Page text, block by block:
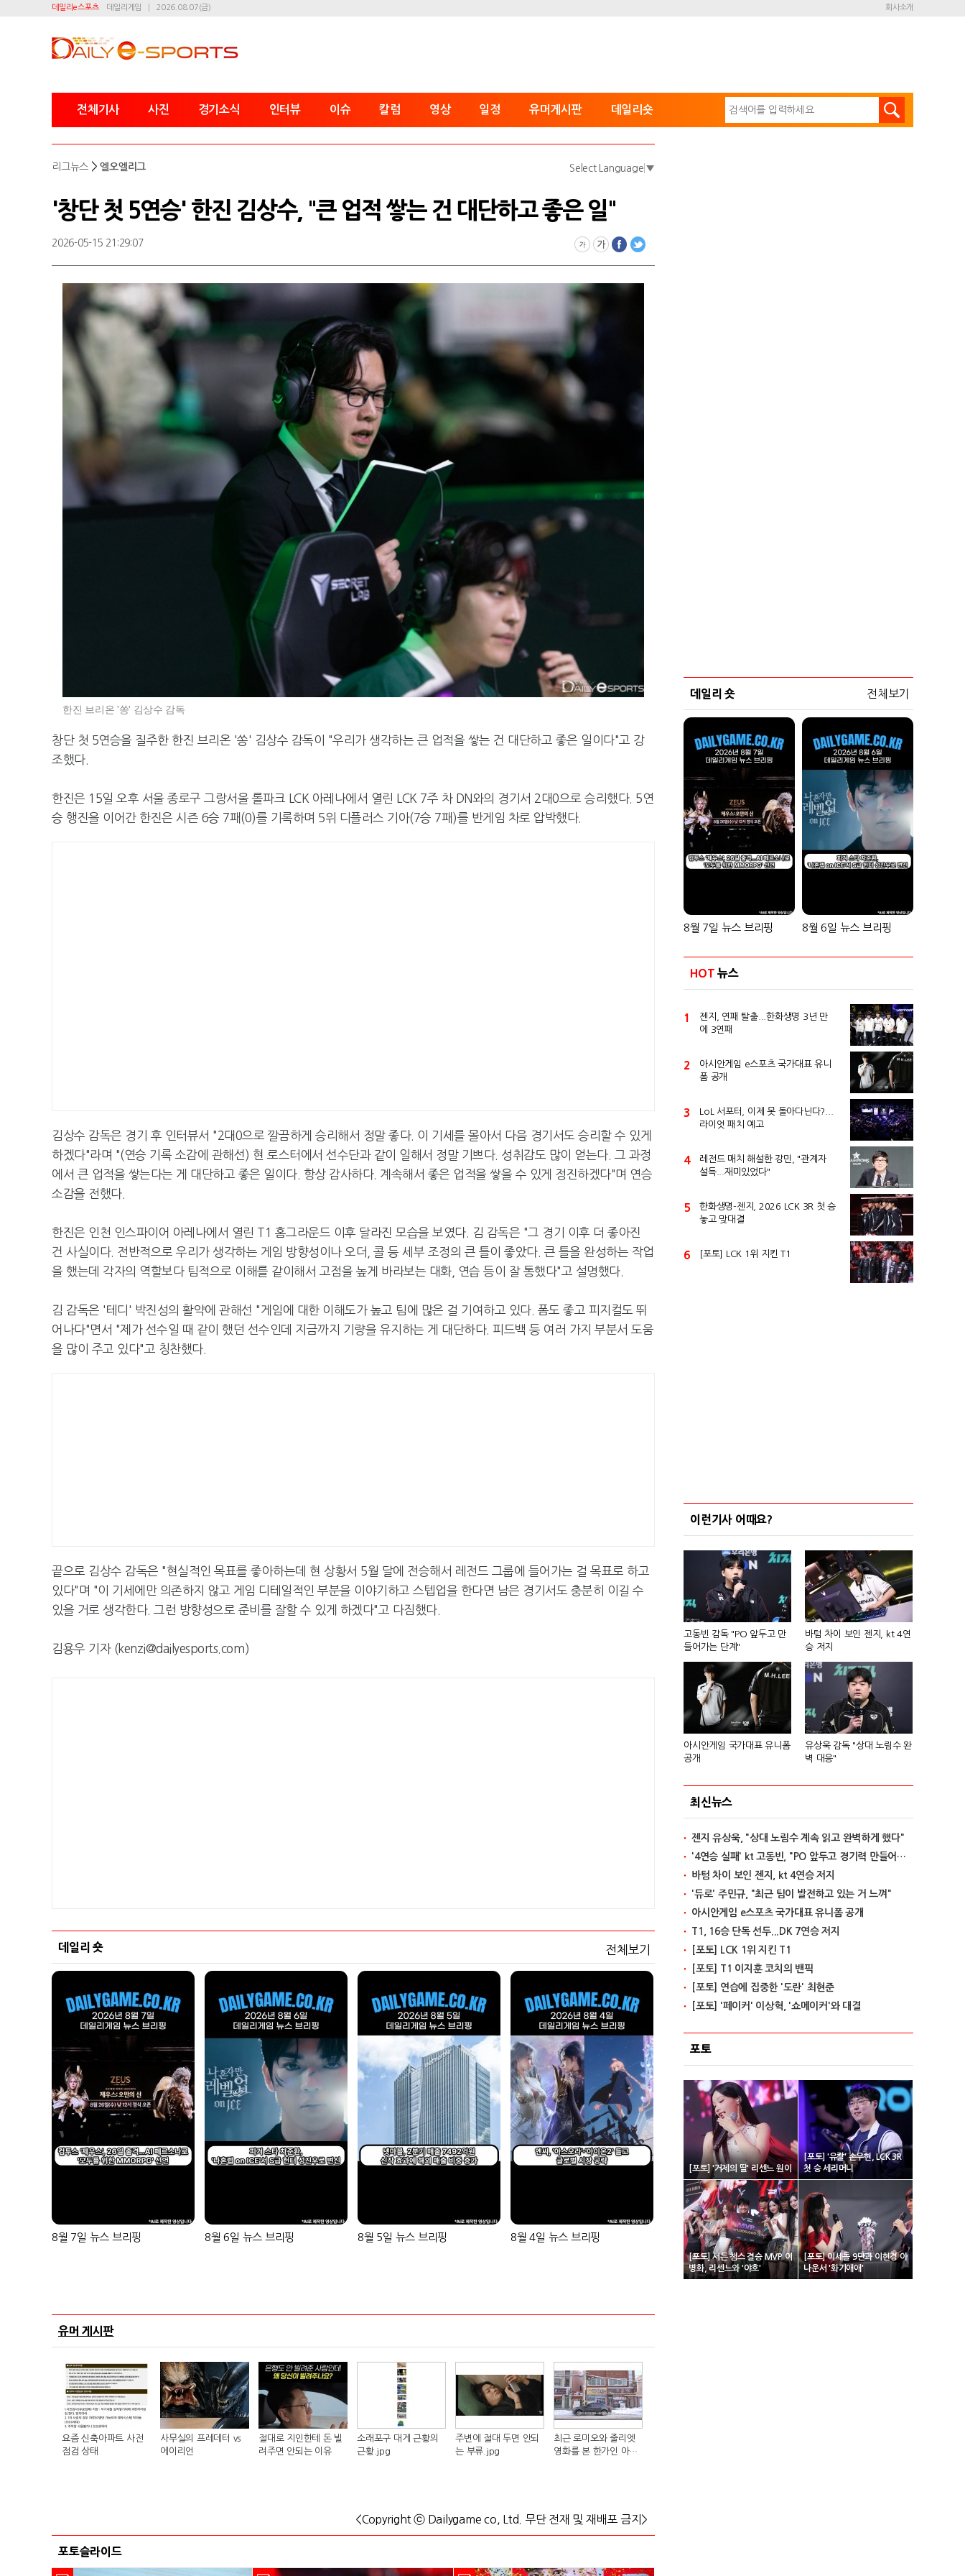
데일리e스포츠 데일리게임 2026.08.07(금) 회사소개
전체기사 사진 경기소식 인터뷰 이슈 칼럼 영상 일정 유머게시판 데일리숏
리그뉴스 >엘오엘리그 Select Language ▼
'창단 첫 5연승' 한진 김상수, "큰 업적 쌓는 건 대단하고 좋은 일"
2026-05-15 21:29:07
한진 브리온 '쏭' 김상수 감독
창단 첫 5연승을 질주한 한진 브리온 '쏭' 김상수 감독이 "우리가 생각하는 큰 업적을 쌓는 건 대단하고 좋은 일이다"고 강
조했다.
한진은 15일 오후 서울 종로구 그랑서울 롤파크 LCK 아레나에서 열린 LCK 7주 차 DN와의 경기서 2대0으로 승리했다. 5연
승 행진을 이어간 한진은 시즌 6승 7패(0)를 기록하며 5위 디플러스 기아(7승 7패)를 반게임 차로 압박했다.
김상수 감독은 경기 후 인터뷰서 "2대0으로 깔끔하게 승리해서 정말 좋다. 이 기세를 몰아서 다음 경기서도 승리할 수 있게
하겠다"라며 "(연승 기록 소감에 관해선) 현 로스터에서 선수단과 같이 일해서 정말 기쁘다. 성취감도 많이 얻는다. 그 과정
에서 큰 업적을 쌓는다는 게 대단하고 좋은 일이다. 항상 감사하다. 계속해서 좋은 업적을 쌓을 수 있게 정진하겠다"며 연승
소감을 전했다.
한진은 인천 인스파이어 아레나에서 열린 T1 홈그라운드 이후 달라진 모습을 보였다. 김 감독은 "그 경기 이후 더 좋아진
건 사실이다. 전반적으로 우리가 생각하는 게임 방향성이나 오더, 콜 등 세부 조정의 큰 틀이 좋았다. 큰 틀을 완성하는 작업
을 했는데 각자의 역할보다 팀적으로 이해를 같이해서 고점을 높게 바라보는 대화, 연습 등이 잘 통했다"고 설명했다.
김 감독은 '테디' 박진성의 활약에 관해선 "게임에 대한 이해도가 높고 팀에 많은 걸 기여하고 있다. 폼도 좋고 피지컬도 뛰
어나다"면서 "제가 선수일 때 같이 했던 선수인데 지금까지 기량을 유지하는 게 대단하다. 피드백 등 여러 가지 부분서 도움
을 많이 주고 있다"고 칭찬했다.
끝으로 김상수 감독은 "현실적인 목표를 좋아하는데 현 상황서 5월 달에 전승해서 레전드 그룹에 들어가는 걸 목표로 하고
있다"며 "이 기세에만 의존하지 않고 게임 디테일적인 부분을 이야기하고 스텝업을 한다면 남은 경기서도 충분히 이길 수
있을 거로 생각한다. 그런 방향성으로 준비를 잘할 수 있게 하겠다"고 다짐했다.
김용우 기자 (kenzi@dailyesports.com)
데일리 숏 전체보기
8월 7일 뉴스 브리핑 8월 6일 뉴스 브리핑 8월 5일 뉴스 브리핑 8월 4일 뉴스 브리핑
유머 게시판
요즘 신축아파트 사전
점검 상태
사무실의 프레데터 vs
에이리언
절대로 지인한테 돈 빌
려주면 안되는 이유
소래포구 대게 근황의
근황.jpg
주변에 절대 두면 안되
는 부류.jpg
최근 로미오와 줄리엣
영화를 본 한가인 아들
<Copyright ⓒ Dailygame co, Ltd. 무단 전재 및 재배포 금지>
포토슬라이드
데일리 숏 전체보기
8월 7일 뉴스 브리핑 8월 6일 뉴스 브리핑
HOT 뉴스
1
젠지, 연패 탈출...한화생명 3년 만
에 3연패
2
아시안게임 e스포츠 국가대표 유니
폼 공개
3
LoL 서포터, 이제 못 돌아다닌다?...
라이엇 패치 예고
4
레전드 매치 해설한 강민, "관계자
설득...재미있었다"
5
한화생명-젠지, 2026 LCK 3R 첫 승
놓고 맞대결
6 [포토] LCK 1위 지킨 T1
이런기사 어때요?
고동빈 감독 "PO 앞두고 만
들어가는 단계"
바텀 차이 보인 젠지, kt 4연
승 저지
아시안게임 국가대표 유니폼
공개
유상욱 감독 "상대 노림수 완
벽 대응"
최신뉴스
젠지 유상욱, "상대 노림수 계속 읽고 완벽하게 했다"
'4연승 실패' kt 고동빈, "PO 앞두고 경기력 만들어가는 단계"
바텀 차이 보인 젠지, kt 4연승 저지
'듀로' 주민규, "최근 팀이 발전하고 있는 거 느껴"
아시안게임 e스포츠 국가대표 유니폼 공개
T1, 16승 단독 선두...DK 7연승 저지
[포토] LCK 1위 지킨 T1
[포토] T1 이지훈 코치의 밴픽
[포토] 연습에 집중한 '도란' 최현준
[포토] '페이커' 이상혁, '쇼메이커'와 대결
포토
[포토] '거제의 딸' 리센느 원이
[포토] '유칼' 손우현, LCK 3R
첫 승 세리머니
[포토] 서든 챔스 결승 MVP 이
병화, 리센느와 '야호'
[포토] 이세돌 9단과 이현경 아
나운서 '화기애애'